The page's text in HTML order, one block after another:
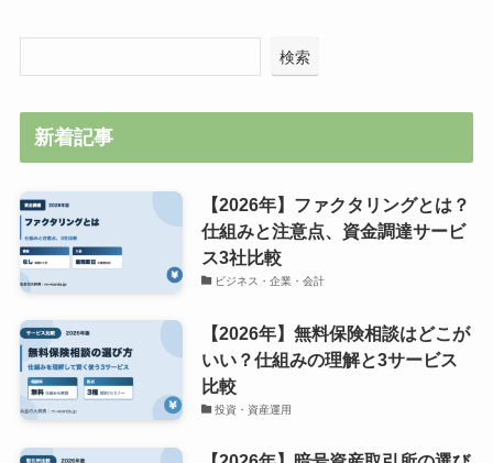
検索
新着記事
【2026年】ファクタリングとは？
仕組みと注意点、資金調達サービ
ス3社比較
ビジネス・企業・会計
【2026年】無料保険相談はどこが
いい？仕組みの理解と3サービス
比較
投資・資産運用